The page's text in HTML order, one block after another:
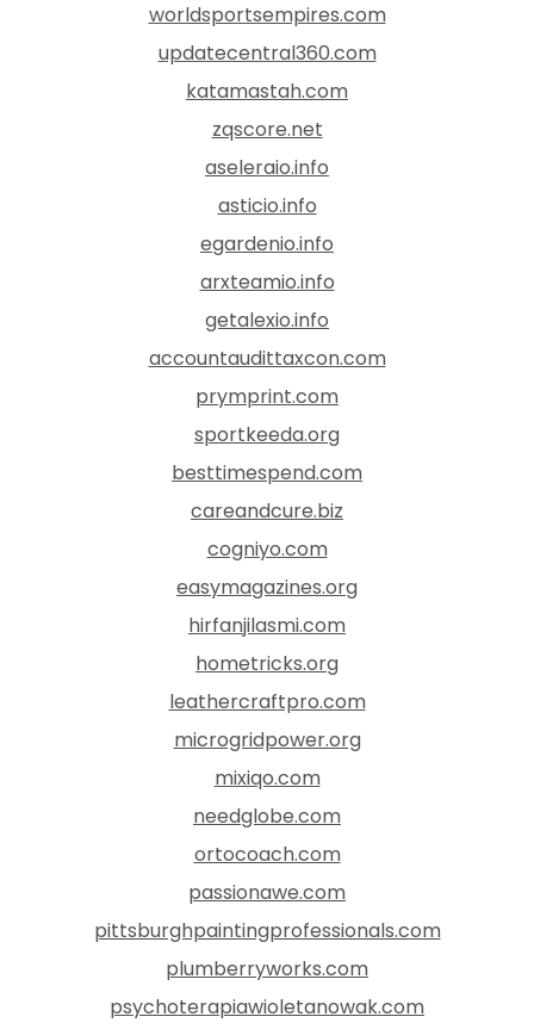
worldsportsempires.com
updatecentral360.com
katamastah.com
zqscore.net
aseleraio.info
asticio.info
egardenio.info
arxteamio.info
getalexio.info
accountaudittaxcon.com
prymprint.com
sportkeeda.org
besttimespend.com
careandcure.biz
cogniyo.com
easymagazines.org
hirfanjilasmi.com
hometricks.org
leathercraftpro.com
microgridpower.org
mixiqo.com
needglobe.com
ortocoach.com
passionawe.com
pittsburghpaintingprofessionals.com
plumberryworks.com
psychoterapiawioletanowak.com